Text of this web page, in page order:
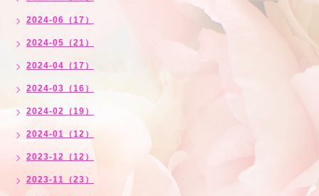
2024-06（17）
2024-05（21）
2024-04（17）
2024-03（16）
2024-02（19）
2024-01（12）
2023-12（12）
2023-11（23）